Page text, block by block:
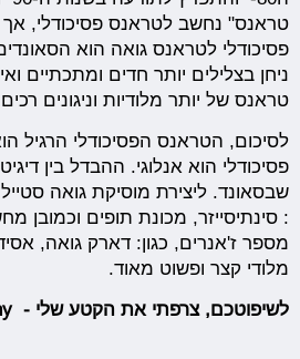
טראנס" נחשב לטראנס פסיכודלי,
פסיכודלי לטראנס גואה הוא
ניחן בצלילים יותר חדים ומתכתיים
טראנס של יותר מלודיות וניגונים
לסיכום, הטראנס הפסיכודלי הרגיל
פסיכודלי הוא אנלוגי. ההבדל בין
שבסאונד. ליצירת מוסיקת גואה
: סינתיסייזר, מכונת תופים וכמובן
מספר ז'אנרים, כגון: דארק גואה,
מלודי קצר ופשוט מאוד.
לשיפוטכם, צרפתי את הקטע שלי - Ben-Zion - Tell my why